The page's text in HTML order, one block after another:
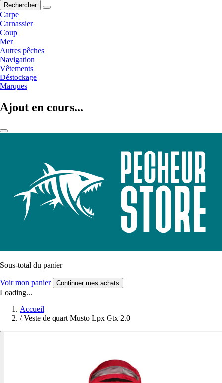
Rechercher
Carpe
Carnassier
Coup
Mer
Autres pêches
Navigation
Vêtements
Déstockage
Marques
Ajout en cours...
Sous-total du panier
Voir mon panier Continuer mes achats
Loading...
Accueil
/ Veste de quart Musto Lpx Gtx 2.0